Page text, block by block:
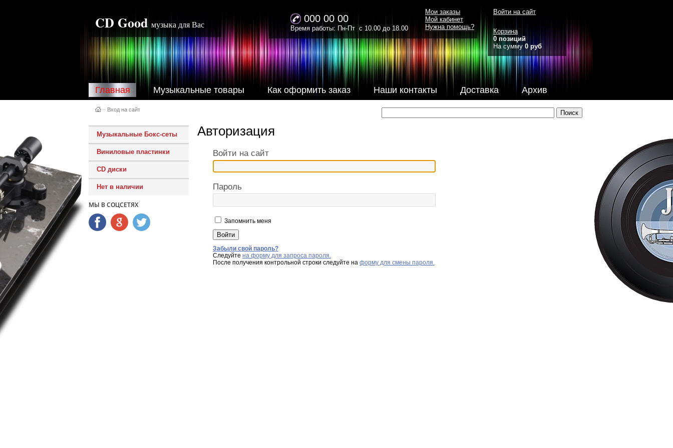
CD Good музыка для Вас
000 00 00
Время работы: Пн-Пт с 10.00 до 18.00
Главная Музыкальные товары Как оформить заказ Наши контакты Доставка Архив
Мои заказы
Мой кабинет
Нужна помощь?
Войти на сайт
Корзина
0 позиций
На сумму 0 руб
– Вход на сайт
Музыкальные Бокс-сеты
Виниловые пластинки
CD диски
Нет в наличии
МЫ В СОЦСЕТЯХ
Авторизация
Войти на сайт
Пароль
Запомнить меня
Забыли свой пароль?
Следуйте на форму для запроса пароля.
После получения контрольной строки следуйте на форму для смены пароля.